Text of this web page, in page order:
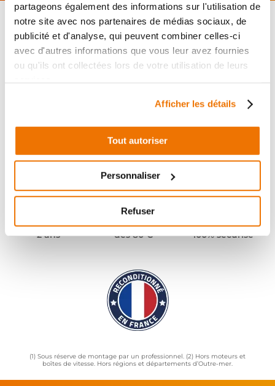
partageons également des informations sur l'utilisation de
notre site avec nos partenaires de médias sociaux, de
publicité et d'analyse, qui peuvent combiner celles-ci
avec d'autres informations que vous leur avez fournies
ou qu'ils ont collectées lors de votre utilisation de leurs
Afficher les détails
Tout autoriser
Personnaliser
Refuser
Pièces garanties
2 ans
Port offert
dès 80 €
Paiement
100% sécurisé
(1) Sous réserve de montage par un professionnel. (2) Hors moteurs et
boîtes de vitesse. Hors régions et départements d’Outre-mer.